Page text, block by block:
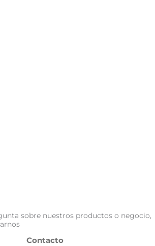
sobre nuestros productos o negocio,
Contacto